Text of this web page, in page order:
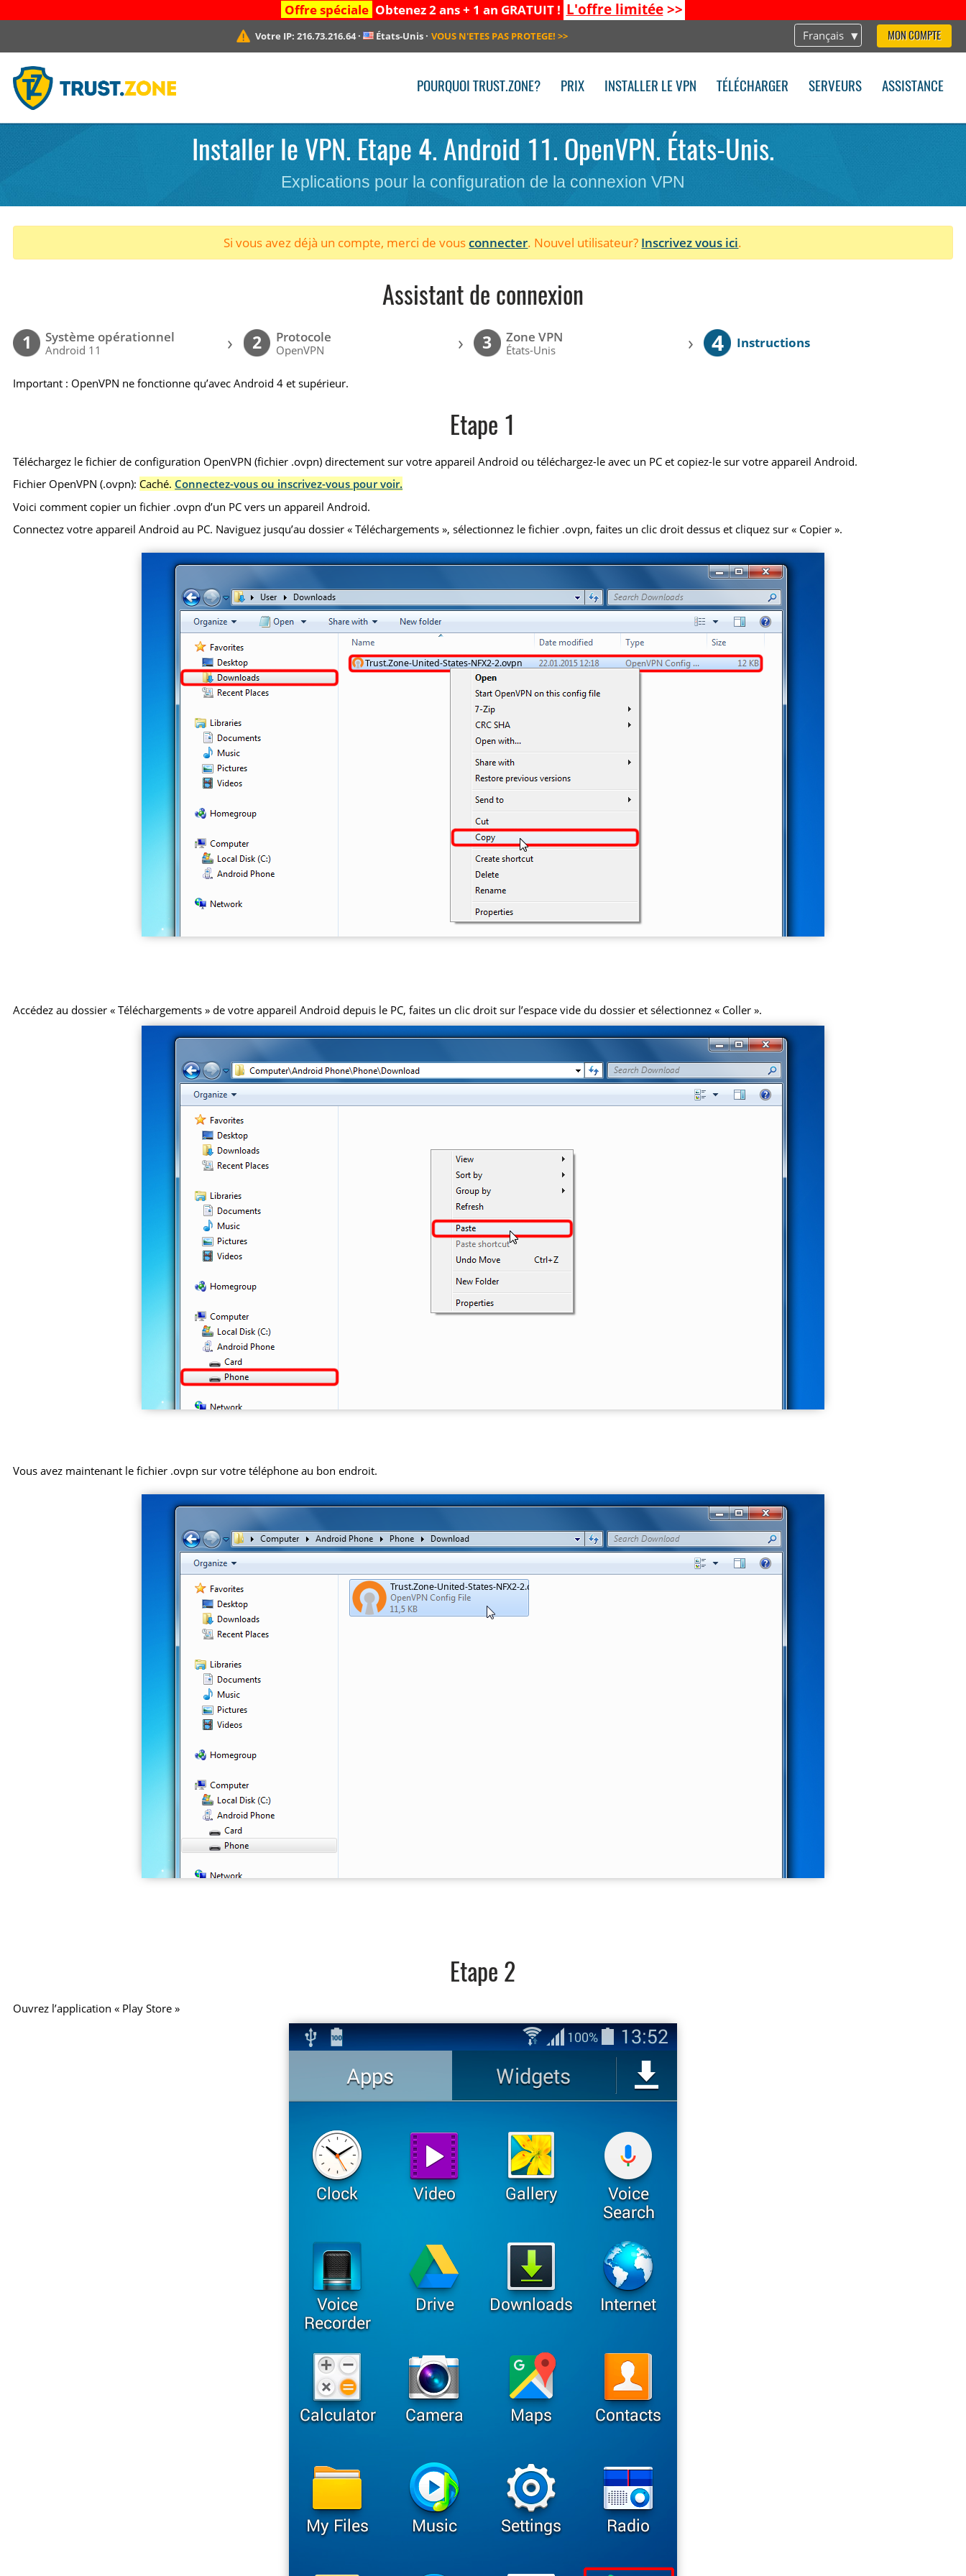
Offre spéciale Obtenez 2 ans + 1 an GRATUIT ! L'offre limitée>>
Français MON COMPTE
Votre IP:216.73.216.64· États-Unis · VOUS N'ETES PAS PROTEGE! >>
POURQUOI TRUST.ZONE? PRIX INSTALLER LE VPN TÉLÉCHARGER SERVEURS ASSISTANCE
Installer le VPN. Etape 4. Android 11. OpenVPN. États-Unis.
Explications pour la configuration de la connexion VPN
Si vous avez déjà un compte, merci de vousconnecter. Nouvel utilisateur? Inscrivez vous ici.
Assistant de connexion
1 Système opérationnel
Android 11 › 2 Protocole
OpenVPN › 3 Zone VPN
États-Unis › 4 Instructions
Important : OpenVPN ne fonctionne qu’avec Android 4 et supérieur.
Etape 1
Téléchargez le fichier de configuration OpenVPN (fichier .ovpn) directement sur votre appareil Android ou téléchargez-le avec un PC et copiez-le sur votre appareil Android.
Fichier OpenVPN (.ovpn): Caché. Connectez-vous ou inscrivez-vous pour voir.
Voici comment copier un fichier .ovpn d’un PC vers un appareil Android.
Connectez votre appareil Android au PC. Naviguez jusqu’au dossier « Téléchargements », sélectionnez le fichier .ovpn, faites un clic droit dessus et cliquez sur « Copier ».
Trust.Zone-United-States-NFX2-2.ovpn
Accédez au dossier « Téléchargements » de votre appareil Android depuis le PC, faites un clic droit sur l’espace vide du dossier et sélectionnez « Coller ».
Vous avez maintenant le fichier .ovpn sur votre téléphone au bon endroit.
Trust.Zone-United-States-NFX2-2.ovpn
Etape 2
Ouvrez l’application « Play Store »